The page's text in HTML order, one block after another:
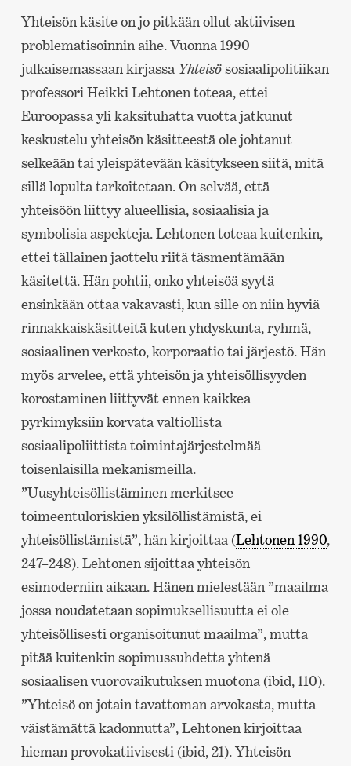
Yhteisön käsite on jo pitkään ollut aktiivisen
problematisoinnin aihe. Vuonna 1990
julkaisemassaan kirjassa Yhteisösosiaalipolitiikan
professori Heikki Lehtonen toteaa, ettei
Euroopassa yli kaksituhatta vuotta jatkunut
keskustelu yhteisön käsitteestä ole johtanut
selkeään tai yleispätevään käsitykseen siitä, mitä
sillä lopulta tarkoitetaan. On selvää, että
yhteisöön liittyy alueellisia, sosiaalisia ja
symbolisia aspekteja. Lehtonen toteaa kuitenkin,
ettei tällainen jaottelu riitä täsmentämään
käsitettä. Hän pohtii, onko yhteisöä syytä
ensinkään ottaa vakavasti, kun sille on niin hyviä
rinnakkaiskäsitteitä kuten yhdyskunta, ryhmä,
sosiaalinen verkosto, korporaatio tai järjestö. Hän
myös arvelee, että yhteisön ja yhteisöllisyyden
korostaminen liittyvät ennen kaikkea
pyrkimyksiin korvata valtiollista
sosiaalipoliittista toimintajärjestelmää
toisenlaisilla mekanismeilla.
”Uusyhteisöllistäminen merkitsee
toimeentuloriskien yksilöllistämistä, ei
yhteisöllistämistä”, hän kirjoittaa (Lehtonen 1990,
247–248). Lehtonen sijoittaa yhteisön
esimoderniin aikaan. Hänen mielestään ”maailma
jossa noudatetaan sopimuksellisuutta ei ole
yhteisöllisesti organisoitunut maailma”, mutta
pitää kuitenkin sopimussuhdetta yhtenä
sosiaalisen vuorovaikutuksen muotona (ibid, 110).
”Yhteisö on jotain tavattoman arvokasta, mutta
väistämättä kadonnutta”, Lehtonen kirjoittaa
hieman provokatiivisesti (ibid, 21). Yhteisön